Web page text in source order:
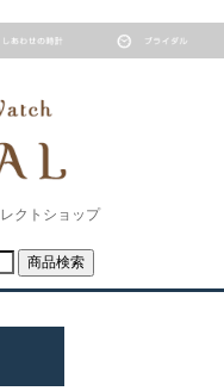
クトショップ